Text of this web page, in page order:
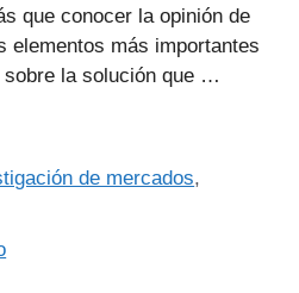
que conocer la opinión de
elementos más importantes
sobre la solución que …
de mercados,